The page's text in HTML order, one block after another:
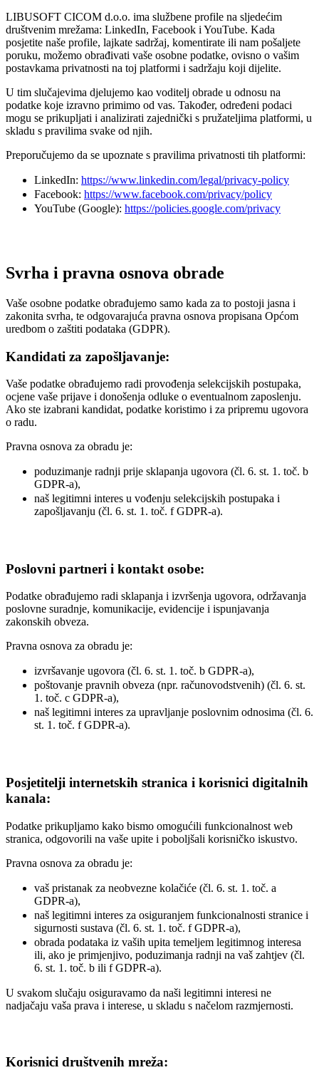
LIBUSOFT CICOM d.o.o. ima službene profile na sljedećim
društvenim mrežama: LinkedIn, Facebook i YouTube. Kada
posjetite naše profile, lajkate sadržaj, komentirate ili nam pošaljete
poruku, možemo obrađivati vaše osobne podatke, ovisno o vašim
postavkama privatnosti na toj platformi i sadržaju koji dijelite.
U tim slučajevima djelujemo kao voditelj obrade u odnosu na
podatke koje izravno primimo od vas. Također, određeni podaci
mogu se prikupljati i analizirati zajednički s pružateljima platformi, u
skladu s pravilima svake od njih.
Preporučujemo da se upoznate s pravilima privatnosti tih platformi:
LinkedIn: https://www.linkedin.com/legal/privacy-policy
Facebook: https://www.facebook.com/privacy/policy
YouTube (Google): https://policies.google.com/privacy
Svrha i pravna osnova obrade
Vaše osobne podatke obrađujemo samo kada za to postoji jasna i
zakonita svrha, te odgovarajuća pravna osnova propisana Općom
uredbom o zaštiti podataka (GDPR).
Kandidati za zapošljavanje:
Vaše podatke obrađujemo radi provođenja selekcijskih postupaka,
ocjene vaše prijave i donošenja odluke o eventualnom zaposlenju.
Ako ste izabrani kandidat, podatke koristimo i za pripremu ugovora
o radu.
Pravna osnova za obradu je:
poduzimanje radnji prije sklapanja ugovora (čl. 6. st. 1. toč. b
GDPR-a),
naš legitimni interes u vođenju selekcijskih postupaka i
zapošljavanju (čl. 6. st. 1. toč. f GDPR-a).
Poslovni partneri i kontakt osobe:
Podatke obrađujemo radi sklapanja i izvršenja ugovora, održavanja
poslovne suradnje, komunikacije, evidencije i ispunjavanja
zakonskih obveza.
Pravna osnova za obradu je:
izvršavanje ugovora (čl. 6. st. 1. toč. b GDPR-a),
poštovanje pravnih obveza (npr. računovodstvenih) (čl. 6. st.
1. toč. c GDPR-a),
naš legitimni interes za upravljanje poslovnim odnosima (čl. 6.
st. 1. toč. f GDPR-a).
Posjetitelji internetskih stranica i korisnici digitalnih
kanala:
Podatke prikupljamo kako bismo omogućili funkcionalnost web
stranica, odgovorili na vaše upite i poboljšali korisničko iskustvo.
Pravna osnova za obradu je:
vaš pristanak za neobvezne kolačiće (čl. 6. st. 1. toč. a
GDPR-a),
naš legitimni interes za osiguranjem funkcionalnosti stranice i
sigurnosti sustava (čl. 6. st. 1. toč. f GDPR-a),
obrada podataka iz vaših upita temeljem legitimnog interesa
ili, ako je primjenjivo, poduzimanja radnji na vaš zahtjev (čl.
6. st. 1. toč. b ili f GDPR-a).
U svakom slučaju osiguravamo da naši legitimni interesi ne
nadjačaju vaša prava i interese, u skladu s načelom razmjernosti.
Korisnici društvenih mreža: